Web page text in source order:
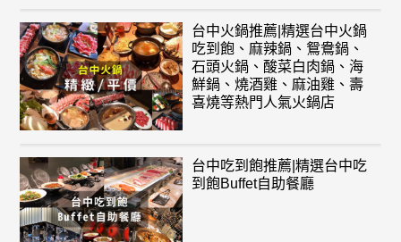
台中火鍋推薦|精選台中火鍋
吃到飽、麻辣鍋、鴛鴦鍋、
石頭火鍋、酸菜白肉鍋、海
鮮鍋、燒酒雞、麻油雞、壽
喜燒等熱門人氣火鍋店
台中吃到飽推薦|精選台中吃
到飽Buffet自助餐廳